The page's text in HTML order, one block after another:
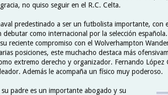
no quiso seguir en el R.C. Celta.
predestinado a ser un futbolista importante, con
como internacional por la selección
reciente compromiso con el Wolverhampton
posiciones, este muchacho destaca más
extremo derecho y organizador. Fernando López
Además le acompaña un físico muy poderoso.
padre es un importante abogado y su